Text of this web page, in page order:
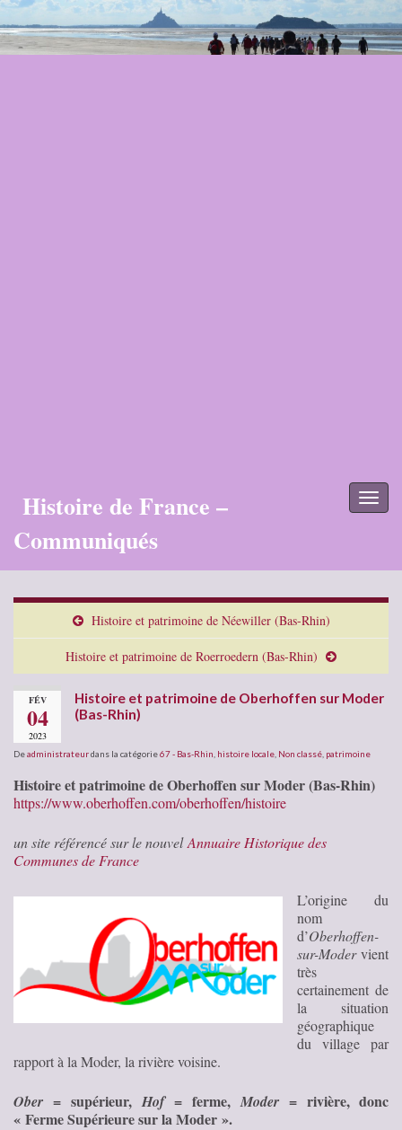
Histoire de France –
Communiqués
Histoire et patrimoine de Néewiller (Bas-Rhin)
Histoire et patrimoine de Roerroedern (Bas-Rhin)
FÉV
04
2023
Histoire et patrimoine de Oberhoffen sur Moder
(Bas-Rhin)
Deadministrateurdans la catégorie67 - Bas-Rhin histoire locale Non classé patrimoine
Histoire et patrimoine de Oberhoffen sur Moder (Bas-Rhin)
https://www.oberhoffen.com/oberhoffen/histoire
un site référencé sur le nouvelAnnuaire Historique des
Communes de France
L’origine du
nom
d’Oberhoffen-
sur-Modervient
très
certainement de
la situation
géographique
du village par
rapport à la Moder, la rivière voisine.
Ober = supérieur, Hof= ferme,Moder = rivière, donc
« Ferme Supérieure sur la Moder ».